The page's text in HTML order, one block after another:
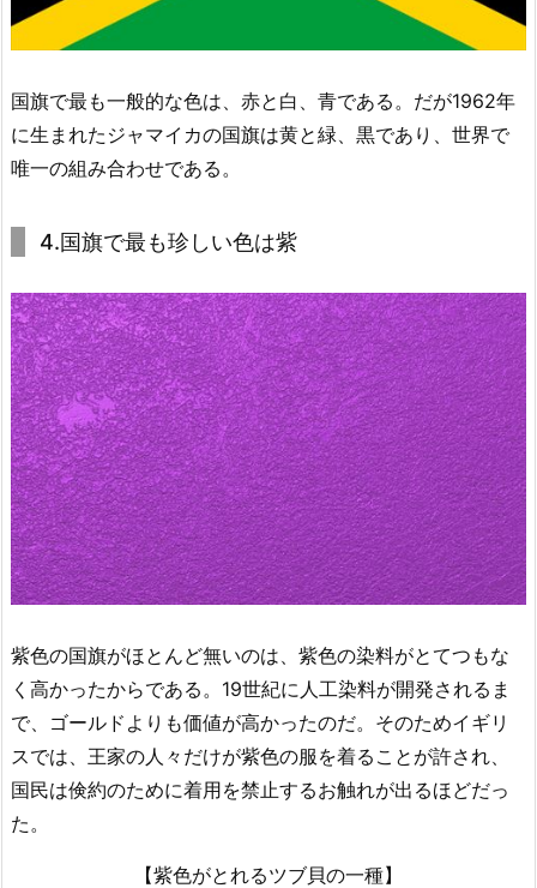
国旗で最も一般的な色は、赤と白、青である。だが1962年
に生まれたジャマイカの国旗は黄と緑、黒であり、世界で
唯一の組み合わせである。
4.国旗で最も珍しい色は紫
紫色の国旗がほとんど無いのは、紫色の染料がとてつもな
く高かったからである。19世紀に人工染料が開発されるま
で、ゴールドよりも価値が高かったのだ。そのためイギリ
スでは、王家の人々だけが紫色の服を着ることが許され、
国民は倹約のために着用を禁止するお触れが出るほどだっ
た。
【紫色がとれるツブ貝の一種】